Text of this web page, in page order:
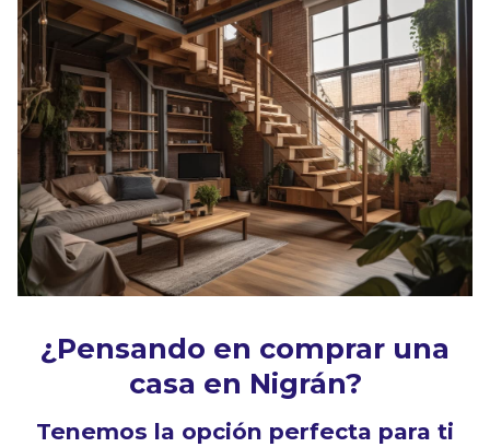
¿Pensando en comprar una
casa en Nigrán?
Tenemos la opción perfecta para ti